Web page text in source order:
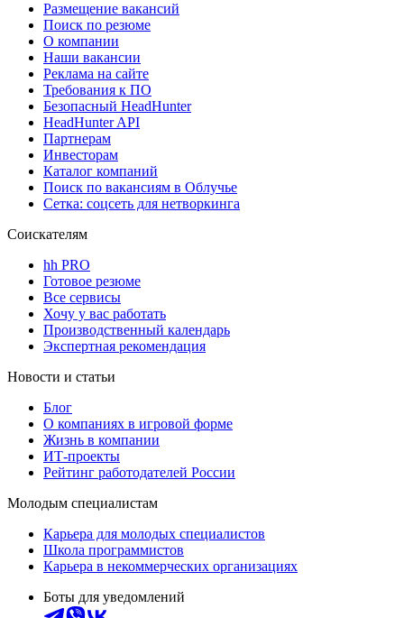
Размещение вакансий
Поиск по резюме
О компании
Наши вакансии
Реклама на сайте
Требования к ПО
Безопасный HeadHunter
HeadHunter API
Партнерам
Инвесторам
Каталог компаний
Поиск по вакансиям в Облучье
Сетка: соцсеть для нетворкинга
Соискателям
hh PRO
Готовое резюме
Все сервисы
Хочу у вас работать
Производственный календарь
Экспертная рекомендация
Новости и статьи
Блог
О компаниях в игровой форме
Жизнь в компании
ИТ-проекты
Рейтинг работодателей России
Молодым специалистам
Карьера для молодых специалистов
Школа программистов
Карьера в некоммерческих организациях
Боты для уведомлений